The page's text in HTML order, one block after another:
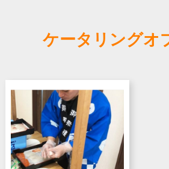
ケータリングオ